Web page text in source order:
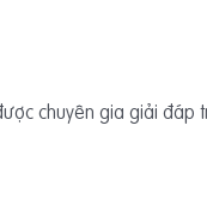
chuyên gia giải đáp